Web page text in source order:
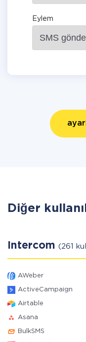
Eylem
Diğer
Intercom (261
AWeber
ActiveCampaign
Airtable
Asana
BulkSMS